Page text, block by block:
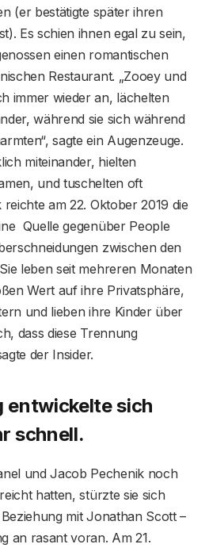
(er bestätigte später ihren
Es schien ihnen egal zu sein,
einen romantischen
Restaurant. „Zooey und
immer wieder an, lächelten
während sie sich während
sagte ein Augenzeuge.
miteinander, hielten
und tuschelten oft
reichte am 22. Oktober 2019 die
Quelle gegenüber People
zwischen den
leben seit mehreren Monaten
Wert auf ihre Privatsphäre,
und lieben ihre Kinder über
dass diese Trennung
der Insider.
entwickelte sich
schnell.
und Jacob Pechenik noch
hatten, stürzte sie sich
mit Jonathan Scott –
an rasant voran. Am 21.